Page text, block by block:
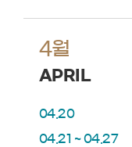
4월
APRIL
04.20
04.21 ~ 04.27